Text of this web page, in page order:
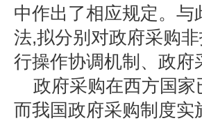
中作出了相应规定。
法,拟分别对政府采购
行操作协调机制、政
政府采购在西方国家
而我国政府采购制度